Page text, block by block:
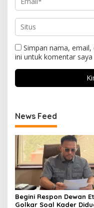
Simpan nama,
ini untuk komentar saya
News Feed
Begini Respon Dewan
Golkar Soal Kader